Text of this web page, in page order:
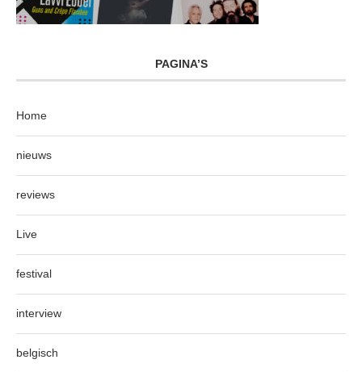
PAGINA’S
Home
nieuws
reviews
Live
festival
interview
belgisch